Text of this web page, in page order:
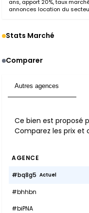
ans, apport 20%, taux
annonces location du
Stats Marché
Comparer
Autres agences
Ce bien est proposé
Comparez les prix et
AGENCE
#bq8g5 Actuel
#bhhbn
#biPNA